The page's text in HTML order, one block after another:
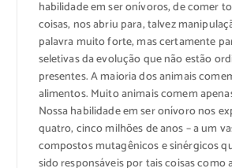
habilidade em ser onívoros, de comer
coisas, nos abriu para, talvez
palavra muito forte, mas certamente
seletivas da evolução que não estão
presentes. A maioria dos animais
alimentos. Muito animais comem
Nossa habilidade em ser onívoro nos
quatro, cinco milhões de anos – a um
compostos mutagênicos e sinérgicos
sido responsáveis por tais coisas